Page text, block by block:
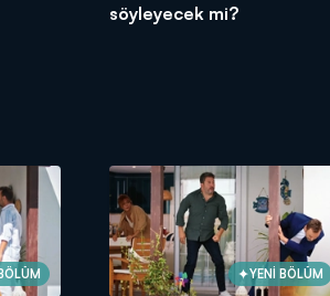
söyleyecek mi?
YENİ BÖLÜM